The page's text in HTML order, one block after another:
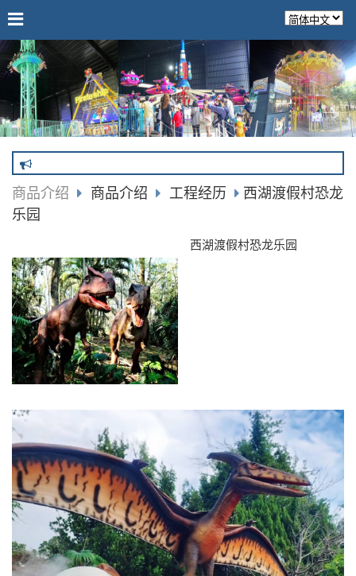
商品介绍 商品介绍 工程经历
西湖渡假村恐龙
乐园
西湖渡假村恐龙乐园